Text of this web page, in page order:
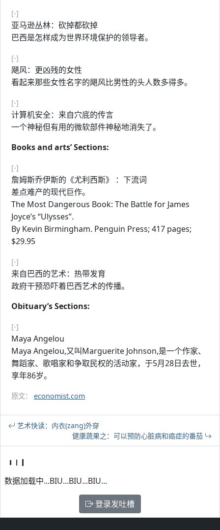
[-]
亚马逊丛林：砍掉都砍掉
巴西是怎样成为世界环境保护的领导者。
[-]
飓风：更凶残的女性
看起来那些女性名字的飓风比男性的头人数多得多。
[-]
计算机安全：来自穴底的传言
一个神秘但有用的微软部件神秘地消失了。
Books and arts’ Sections:
[-]
詹姆斯乔伊斯的《尤利西斯》 ：下流词
差点难产的现代巨作。
The Most Dangerous Book: The Battle for James
Joyce’s “Ulysses”.
By Kevin Birmingham. Penguin Press; 417 pages;
$29.95
[-]
来自巴西的艺术：热带发育
政府干预恐吓着巴西艺术的传播。
Obituary’s Sections:
[-]
Maya Angelou
Maya Angelou,又叫Marguerite Johnson,是一个作家、
舞蹈家、歌唱家和争取民权的活动家，于5月28日去世，
享年86岁。
原文： economist.com
艺术快读：内衣(zang)外穿
健康蔬果之：可以预防心脏病和癌症的番茄
数据加载中...BIU...BIU...BIU...
登录发吐槽